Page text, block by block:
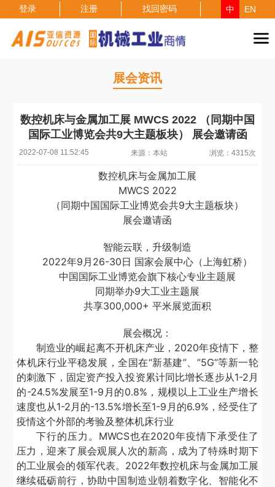
登录 注册 找回密码 中 EN
展会资讯
数控机床与金属加工展 MWCS 2022 （同期中国
国际工业博览会共9大主题板块） 展会邀请函
2022-07-08 11:52:45 来源：本站 浏览：4315次
数控机床与金属加工展
MWCS 2022
（同期中国国际工业博览会共9大主题板块）
展会邀请函
智能云联，升级制造
2022年9月26-30日 国家会展中心（上海虹桥）
中国国际工业博览会旗下核心专业主题展
同期举办9大工业主题展
共享300,000+ 平米展览面积
展会概况：
制造业的崛起离不开机床产业，2020年疫情下，整
体机床行业平稳发展，全国在“新基建”、”5G“等新一轮
的刺激下，固定资产投入投资累计同比增长逐步从1-2月
的-24.5%发展至1-9月的0.8%，规模以上工业生产增长
速度也从1-2月的-13.5%增长至1-9月的6.9%，经受住了
疫情这个外部的考验及整体机床行业
下行的压力。MWCS也在2020年疫情下承受住了
压力，迎来了展会观展人次的新高，成为了特殊时期下
的工业展会的领军代表。2022年数控机床与金属加工展
继续砥砺前行，协助中国制造业朝着数字化、智能化不